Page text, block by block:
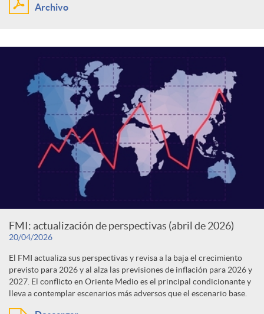
Archivo
FMI: actualización de perspectivas (abril de 2026)
20/04/2026
El FMI actualiza sus perspectivas y revisa a la baja el crecimiento
previsto para 2026 y al alza las previsiones de inflación para 2026 y
2027. El conflicto en Oriente Medio es el principal condicionante y
lleva a contemplar escenarios más adversos que el escenario base.